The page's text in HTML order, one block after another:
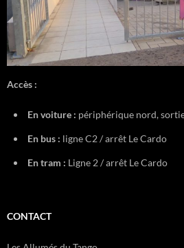
Accès :
En voiture : périphérique nord,
En bus : ligne C2 / arrêt Le Cardo
En tram : Ligne 2 / arrêt Le Cardo
CONTACT